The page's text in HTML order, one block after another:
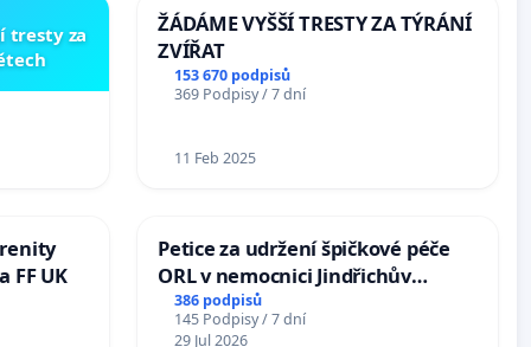
tresty za
ŽÁDÁME VYŠŠÍ TRESTY ZA TÝRÁNÍ
ZVÍŘAT
153 670 podpisů
369 Podpisy / 7 dní
11 Feb 2025
FF UK
Petice za udržení špičkové péče
ORL v nemocnici Jindřichův
Hradec
386 podpisů
145 Podpisy / 7 dní
29 Jul 2026